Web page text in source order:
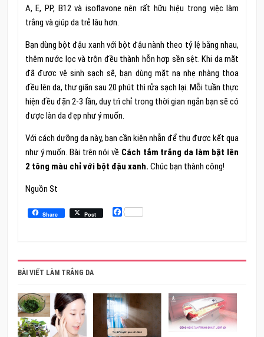
A, E, PP, B12 và isoflavone nên rất hữu hiệu trong việc làm
trắng và giúp da trẻ lâu hơn.
Bạn dùng bột đậu xanh với bột đậu nành theo tỷ lệ bằng nhau,
thêm nước lọc và trộn đều thành hỗn hợp sền sệt. Khi da mặt
đã được vệ sinh sạch sẽ, bạn dùng mặt nạ nhẹ nhàng thoa
đều lên da, thư giãn sau 20 phút thì rửa sạch lại. Mỗi tuần thực
hiện đều đặn 2-3 lần, duy trì chỉ trong thời gian ngắn bạn sẽ có
được làn da đẹp như ý muốn.
Với cách dưỡng da này, bạn cần kiên nhẫn để thu được kết qua
như ý muốn. Bài trên nói về Cách tắm trắng da làm bật lên
2 tông màu chỉ với bột đậu xanh. Chúc bạn thành công!
Nguồn St
Share Post Facebook
BÀI VIẾT LÀM TRẮNG DA